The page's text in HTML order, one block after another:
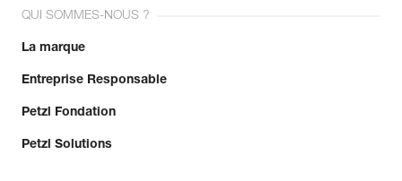
QUI SOMMES-NOUS ?
La marque
Entreprise Responsable
Petzl Fondation
Petzl Solutions